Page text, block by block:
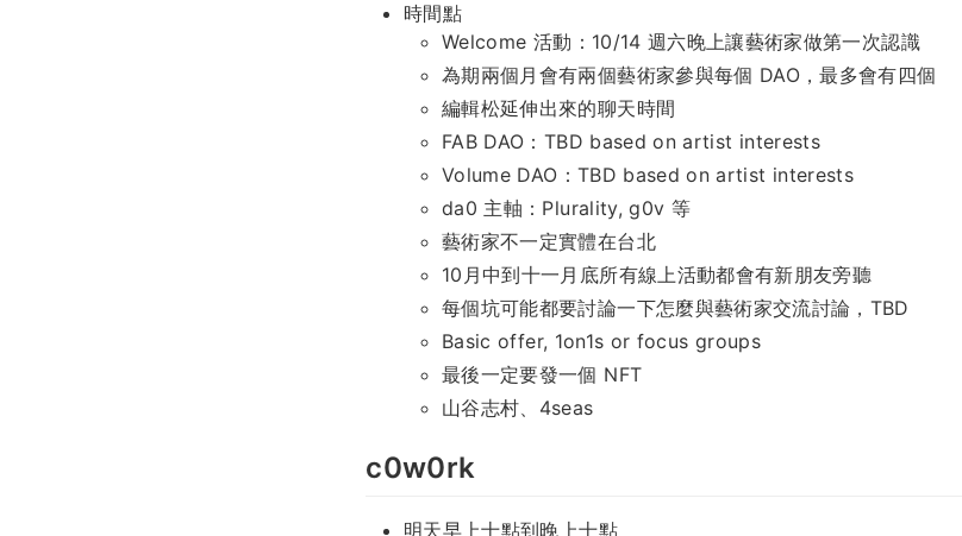
時間點
Welcome 活動：10/14 週六晚上讓藝術家做第一次認識
為期兩個月會有兩個藝術家參與每個 DAO，最多會有四個
編輯松延伸出來的聊天時間
FAB DAO：TBD based on artist interests
Volume DAO：TBD based on artist interests
da0 主軸：Plurality, g0v 等
藝術家不一定實體在台北
10月中到十一月底所有線上活動都會有新朋友旁聽
每個坑可能都要討論一下怎麼與藝術家交流討論，TBD
Basic offer, 1on1s or focus groups
最後一定要發一個 NFT
山谷志村、4seas
c0w0rk
明天早上十點到晚上十點